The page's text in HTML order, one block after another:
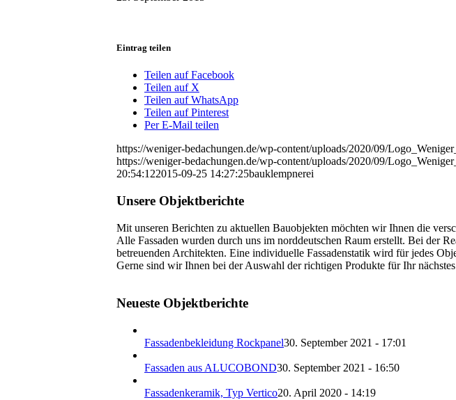
Eintrag teilen
Teilen auf Facebook
Teilen auf X
Teilen auf WhatsApp
Teilen auf Pinterest
Per E-Mail teilen
https://weniger-bedachungen.de/wp-content/uploads/2020/09/
https://weniger-bedachungen.de/wp-content/uploads/2020/09/
20:54:122015-09-25 14:27:25bauklempnerei
Unsere Objektberichte
Mit unseren Berichten zu aktuellen Bauobjekten möchten wir Ihnen die
Alle Fassaden wurden durch uns im norddeutschen Raum erstellt. Bei der
betreuenden Architekten. Eine individuelle Fassadenstatik wird für jedes
Gerne sind wir Ihnen bei der Auswahl der richtigen Produkte für Ihr
Neueste Objektberichte
Fassadenbekleidung Rockpanel30. September 2021 - 17:01
Fassaden aus ALUCOBOND30. September 2021 - 16:50
Fassadenkeramik, Typ Vertico20. April 2020 - 14:19